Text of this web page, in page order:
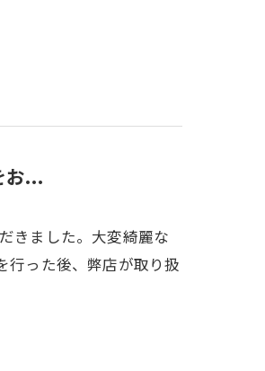
お...
きました。大変綺麗な
行った後、弊店が取り扱